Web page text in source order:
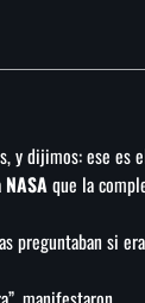
y dijimos: ese es
NASA que la
preguntaban si